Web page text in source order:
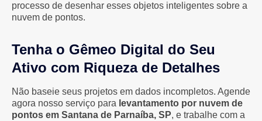
processo de desenhar esses objetos inteligentes sobre a
nuvem de pontos.
Tenha o Gêmeo Digital do Seu
Ativo com Riqueza de Detalhes
Não baseie seus projetos em dados incompletos. Agende
agora nosso serviço para levantamento por nuvem de
pontos em Santana de Parnaíba, SP, e trabalhe com a